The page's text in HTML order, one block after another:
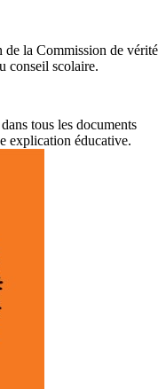
de la Commission de vérité
conseil scolaire.
tous les documents
explication éducative.